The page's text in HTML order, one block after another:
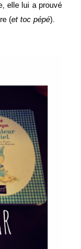
elle lui a prouvé
(et toc pépé).